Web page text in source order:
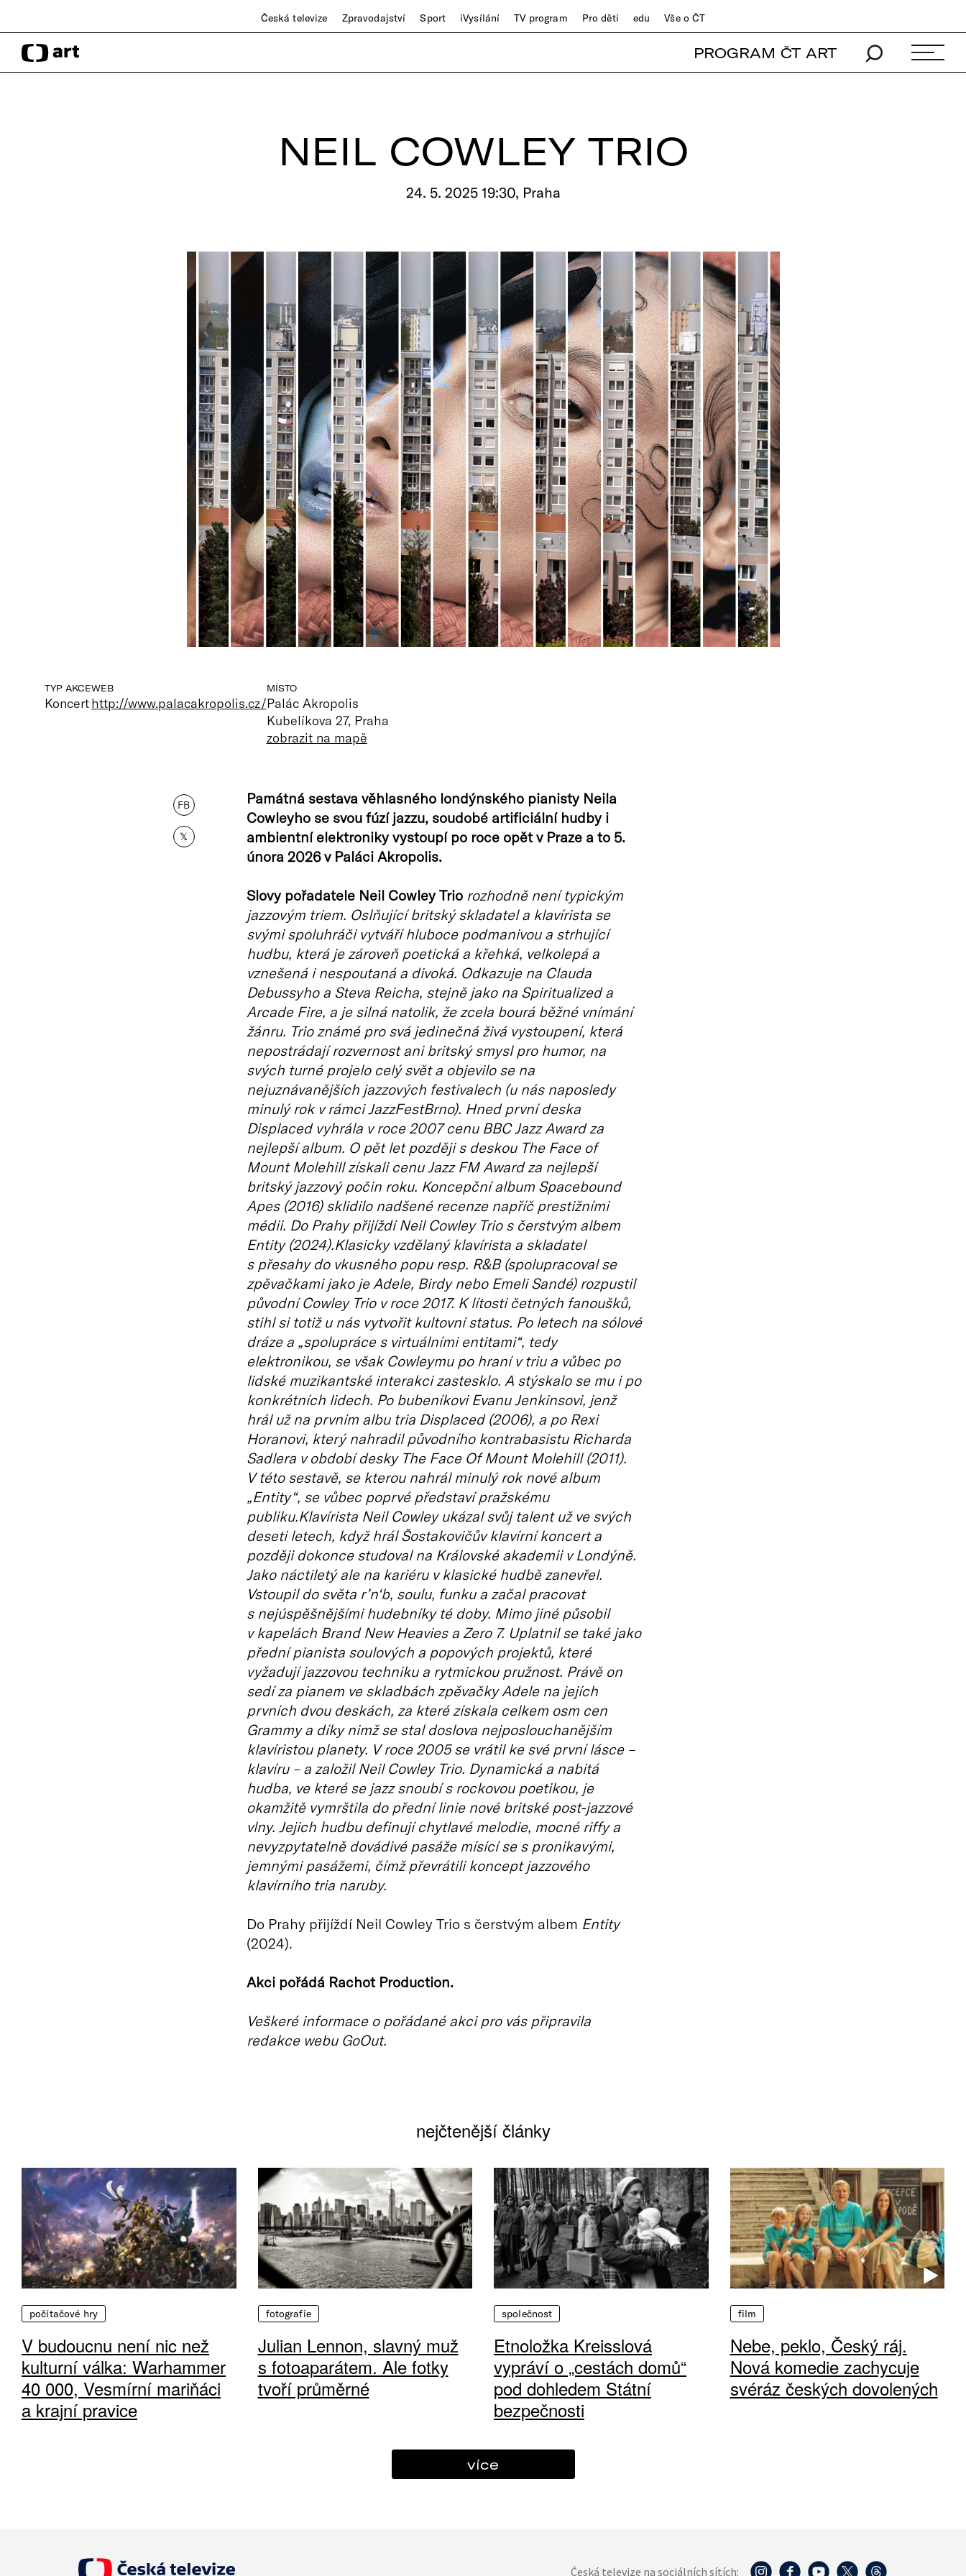
Česká televize Zpravodajství Sport iVysílání TV program Pro děti edu Vše o ČT
PROGRAM ČT ART
NEIL COWLEY TRIO
24. 5. 2025 19:30, Praha
TYP AKCE
Koncert
WEB
http://www.palacakropolis.cz/
MÍSTO
Palác Akropolis
Kubelíkova 27, Praha
zobrazit na mapě
FB
𝕏
Památná sestava věhlasného londýnského pianisty Neila
Cowleyho se svou fúzí jazzu, soudobé artificiální hudby i
ambientní elektroniky vystoupí po roce opět v Praze a to 5.
února 2026 v Paláci Akropolis.
Slovy pořadatele Neil Cowley Trio rozhodně není typickým
jazzovým triem. Oslňující britský skladatel a klavírista se
svými spoluhráči vytváří hluboce podmanivou a strhující
hudbu, která je zároveň poetická a křehká, velkolepá a
vznešená i nespoutaná a divoká. Odkazuje na Clauda
Debussyho a Steva Reicha, stejně jako na Spiritualized a
Arcade Fire, a je silná natolik, že zcela bourá běžné vnímání
žánru. Trio známé pro svá jedinečná živá vystoupení, která
nepostrádají rozvernost ani britský smysl pro humor, na
svých turné projelo celý svět a objevilo se na
nejuznávanějších jazzových festivalech (u nás naposledy
minulý rok v rámci JazzFestBrno). Hned první deska
Displaced vyhrála v roce 2007 cenu BBC Jazz Award za
nejlepší album. O pět let později s deskou The Face of
Mount Molehill získali cenu Jazz FM Award za nejlepší
britský jazzový počin roku. Koncepční album Spacebound
Apes (2016) sklidilo nadšené recenze napříč prestižními
médii. Do Prahy přijíždí Neil Cowley Trio s čerstvým albem
Entity (2024).Klasicky vzdělaný klavírista a skladatel
s přesahy do vkusného popu resp. R&B (spolupracoval se
zpěvačkami jako je Adele, Birdy nebo Emeli Sandé) rozpustil
původní Cowley Trio v roce 2017. K lítosti četných fanoušků,
stihl si totiž u nás vytvořit kultovní status. Po letech na sólové
dráze a „spolupráce s virtuálními entitami“, tedy
elektronikou, se však Cowleymu po hraní v triu a vůbec po
lidské muzikantské interakci zastesklo. A stýskalo se mu i po
konkrétních lidech. Po bubeníkovi Evanu Jenkinsovi, jenž
hrál už na prvním albu tria Displaced (2006), a po Rexi
Horanovi, který nahradil původního kontrabasistu Richarda
Sadlera v období desky The Face Of Mount Molehill (2011).
V této sestavě, se kterou nahrál minulý rok nové album
„Entity“, se vůbec poprvé představí pražskému
publiku.Klavírista Neil Cowley ukázal svůj talent už ve svých
deseti letech, když hrál Šostakovičův klavírní koncert a
později dokonce studoval na Královské akademii v Londýně.
Jako náctiletý ale na kariéru v klasické hudbě zanevřel.
Vstoupil do světa r’n‘b, soulu, funku a začal pracovat
s nejúspěšnějšími hudebníky té doby. Mimo jiné působil
v kapelách Brand New Heavies a Zero 7. Uplatnil se také jako
přední pianista soulových a popových projektů, které
vyžadují jazzovou techniku a rytmickou pružnost. Právě on
sedí za pianem ve skladbách zpěvačky Adele na jejích
prvních dvou deskách, za které získala celkem osm cen
Grammy a díky nimž se stal doslova nejposlouchanějším
klavíristou planety. V roce 2005 se vrátil ke své první lásce –
klavíru – a založil Neil Cowley Trio. Dynamická a nabitá
hudba, ve které se jazz snoubí s rockovou poetikou, je
okamžitě vymrštila do přední linie nové britské post-jazzové
vlny. Jejich hudbu definují chytlavé melodie, mocné riffy a
nevyzpytatelně dovádivé pasáže mísící se s pronikavými,
jemnými pasážemi, čímž převrátili koncept jazzového
klavírního tria naruby.
Do Prahy přijíždí Neil Cowley Trio s čerstvým albem Entity
(2024).
Akci pořádá Rachot Production.
Veškeré informace o pořádané akci pro vás připravila
redakce webu GoOut.
nejčtenější články
počítačové hry
V budoucnu není nic než
kulturní válka: Warhammer
40 000, Vesmírní mariňáci
a krajní pravice
fotografie
Julian Lennon, slavný muž
s fotoaparátem. Ale fotky
tvoří průměrné
společnost
Etnoložka Kreisslová
vypráví o „cestách domů“
pod dohledem Státní
bezpečnosti
film
Nebe, peklo, Český ráj.
Nová komedie zachycuje
svéráz českých dovolených
více
Česká televize na sociálních sítích: